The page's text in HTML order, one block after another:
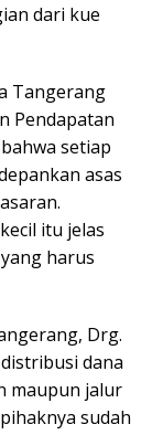
dari kue
Tangerang
Pendapatan
setiap
asas
itu jelas
harus
Drg.
dana
maupun jalur
sudah